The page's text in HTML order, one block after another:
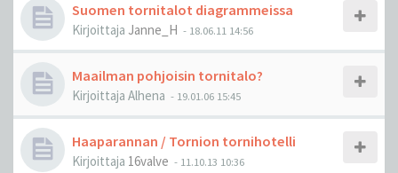
Suomen tornitalot diagrammeissa
Kirjoittaja Janne_H - 18.06.11 14:56
Maailman pohjoisin tornitalo?
Kirjoittaja Alhena - 19.01.06 15:45
Haaparannan / Tornion tornihotelli
Kirjoittaja 16valve - 11.10.13 10:36